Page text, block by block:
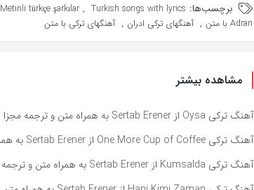
برچسب‌ها: Metinli türkçe şarkılar , Turkish songs with lyrics
Adran با متن
, آهنگهای ترکی ادران , آهنگهای ترکی با متن
مشاهده بیشتر
آهنگ ترکی Oysa از Sertab Erener به همراه متن و ترجمه مجزا
آهنگ ترکی One More Cup of Coffee از Sertab Erener به همراه متن و ترجمه مجزا
آهنگ ترکی Kumsalda از Sertab Erener به همراه متن و ترجمه مجزا